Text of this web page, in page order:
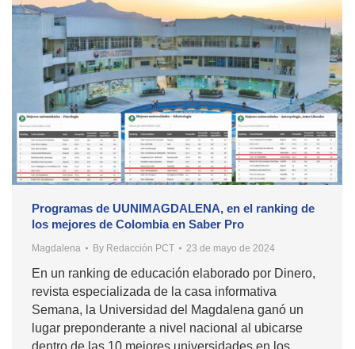
Programas de UUNIMAGDALENA, en el ranking de
los mejores de Colombia en Saber Pro
Magdalena By Redacción PCT 23 de mayo de 2024
En un ranking de educación elaborado por Dinero,
revista especializada de la casa informativa
Semana, la Universidad del Magdalena ganó un
lugar preponderante a nivel nacional al ubicarse
dentro de las 10 mejores universidades en los